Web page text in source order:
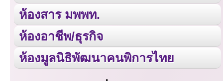
ห้องสาร มพพท.
ห้องอาชีพ/ธุรกิจ
ห้องมูลนิธิพัฒนาคนพิการไทย